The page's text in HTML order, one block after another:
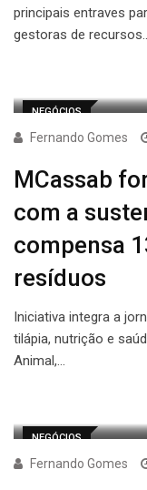
principais entraves
gestoras de
NEGÓCIOS
Fernando Gomes
MCassab
com a
compensa
resíduos
Iniciativa integra a
tilápia, nutrição e
Animal,…
NEGÓCIOS
Fernando Gomes